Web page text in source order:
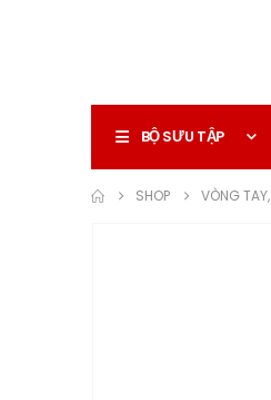
BỘ SƯU TẬP
SHOP VÒNG TAY,